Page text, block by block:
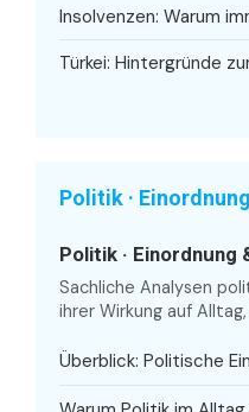
Insolvenzen: Warum
Türkei: Hintergründe
Politik ·
Politik · Einordnung
Sachliche Analysen
ihrer Wirkung auf
Überblick: Politische